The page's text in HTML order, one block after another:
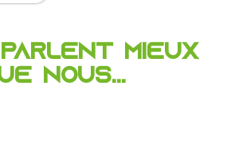
mieux
nous...